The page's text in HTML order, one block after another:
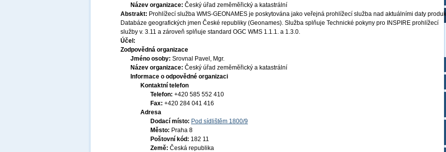
Název organizace: Český úřad zeměměřický a katastrální
Abstrakt: Prohlížecí služba WMS-GEONAMES je poskytována jako veřejná prohlížecí služba nad aktuálními daty
Databáze geografických jmen České republiky (Geonames). Služba splňuje Technické pokyny pro INSPIRE prohlížecí
služby v. 3.11 a zároveň splňuje standard OGC WMS 1.1.1. a 1.3.0.
Účel:
Zodpovědná organizace
Jméno osoby: Srovnal Pavel, Mgr.
Název organizace: Český úřad zeměměřický a katastrální
Informace o odpovědné organizaci
Kontaktní telefon
Telefon: +420 585 552 410
Fax: +420 284 041 416
Adresa
Dodací místo: Pod sídlištěm 1800/9
Město: Praha 8
Poštovní kód: 182 11
Země: Česká republika